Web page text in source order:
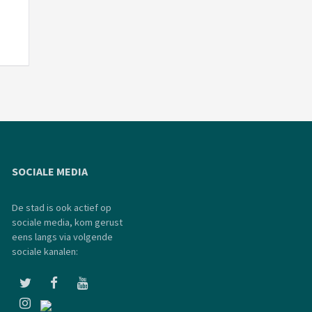
SOCIALE MEDIA
De stad is ook actief op
sociale media, kom gerust
eens langs via volgende
sociale kanalen: